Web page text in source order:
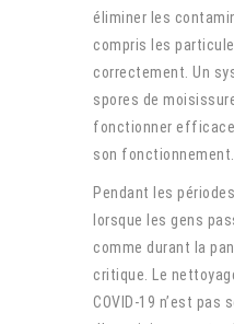
éliminer les
compris les
correctement. Un
spores de
fonctionner
son fonctionnement.
Pendant les
lorsque les gens
comme durant la
critique. Le
COVID-19 n’est pas